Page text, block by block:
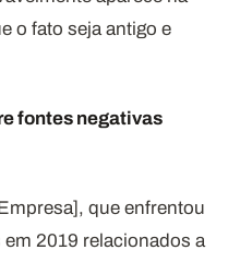
o fato seja antigo e
fontes negativas
que enfrentou
2019 relacionados a